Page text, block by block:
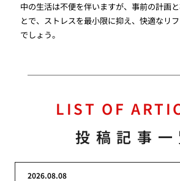
中の生活は不便を伴いますが、事前の計画
とで、ストレスを最小限に抑え、快適なリ
でしょう。
LIST OF
投稿記事一
2026.08.08